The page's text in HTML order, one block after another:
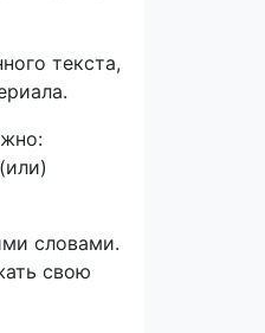
текста,
словами.
свою